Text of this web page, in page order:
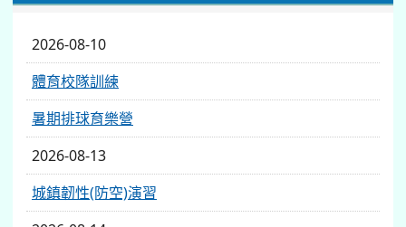
2026-08-10
體育校隊訓練
暑期排球育樂營
2026-08-13
城鎮韌性(防空)演習